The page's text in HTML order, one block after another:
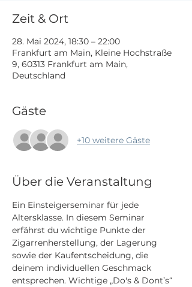
Zeit & Ort
28. Mai 2024, 18:30 – 22:00
Frankfurt am Main, Kleine Hochstraße
9, 60313 Frankfurt am Main,
Deutschland
Gäste
+10 weitere Gäste
Über die Veranstaltung
Ein Einsteigerseminar für jede
Altersklasse. In diesem Seminar
erfährst du wichtige Punkte der
Zigarrenherstellung, der Lagerung
sowie der Kaufentscheidung, die
deinem individuellen Geschmack
entsprechen. Wichtige „Do's & Dont’s“